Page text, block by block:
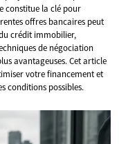
constitue la clé pour
offres bancaires peut
crédit immobilier,
de négociation
avantageuses. Cet article
votre financement et
conditions possibles.